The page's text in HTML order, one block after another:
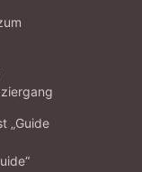
„Guide